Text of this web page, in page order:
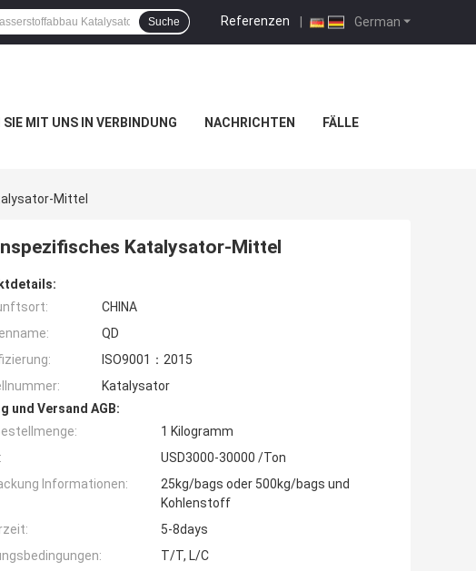
German
Referenzen |
Suche
SIE MIT UNS IN VERBINDUNG NACHRICHTEN FÄLLE
Mittel
Katalysator-Mittel
CHINA
QD
ISO9001：2015
Katalysator
und Versand AGB:
1 Kilogramm
USD3000-30000 /Ton
Informationen:
25kg/bags oder 500kg/bags und
Kohlenstoff
5-8days
T/T, L/C